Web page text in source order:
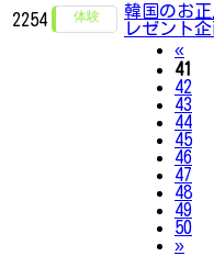
2254
韓国のお
レゼント
«
41
42
43
44
45
46
47
48
49
50
»Next